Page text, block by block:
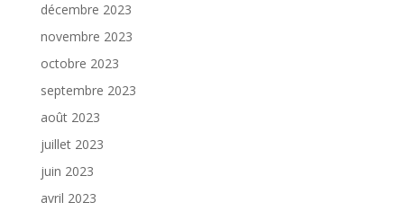
décembre 2023
novembre 2023
octobre 2023
septembre 2023
août 2023
juillet 2023
juin 2023
avril 2023